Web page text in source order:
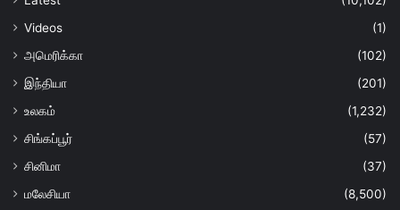
Videos
(1)
அமெரிக்கா
(102)
இந்தியா
(201)
உலகம்
(1,232)
சிங்கப்பூர்
(57)
சினிமா
(37)
மலேசியா
(8,500)